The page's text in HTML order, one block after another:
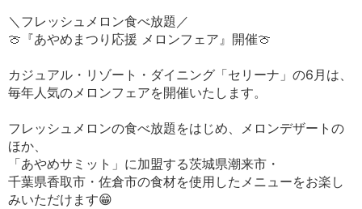
＼フレッシュメロン食べ放題／
🍈『あやめまつり応援 メロンフェア』開催🍈
カジュアル・リゾート・ダイニング「セリーナ」の6月は、
毎年人気のメロンフェアを開催いたします。
フレッシュメロンの食べ放題をはじめ、メロンデザートの
ほか、
「あやめサミット」に加盟する茨城県潮来市・
千葉県香取市・佐倉市の食材を使用したメニューをお楽し
みいただけます😁